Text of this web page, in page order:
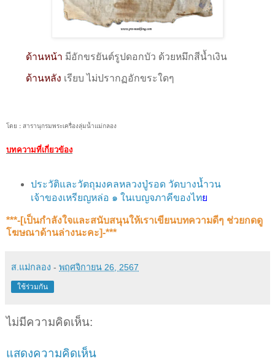
ด้านหน้า มีอักขรยันต์รูปดอกบัว ด้วยหมึกสีน้ำเงิน
ด้านหลัง เรียบ ไม่ปรากฏอักขระใดๆ
โดย : สารานุกรมพระเครื่องลุ่มน้ำแม่กลอง
บทความที่เกี่ยวข้อง
ประวัติและวัตถุมงคลหลวงปู่รอด วัดบางน้ำวน
เจ้าของเหรียญหล่อ ๑ ในเบญจภาคีของไทย
***-[เป็นกำลังใจและสนับสนุน​ให้เราเขียนบทความดีๆ ช่วยกดดู
โฆษณาด้านล่างนะคะ]-***
ส.แม่กลอง - พฤศจิกายน 26, 2567
ใช้ร่วมกัน
ไม่มีความคิดเห็น:
แสดงความคิดเห็น